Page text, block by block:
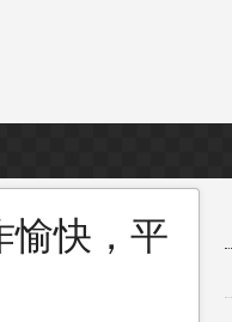
愉快，平